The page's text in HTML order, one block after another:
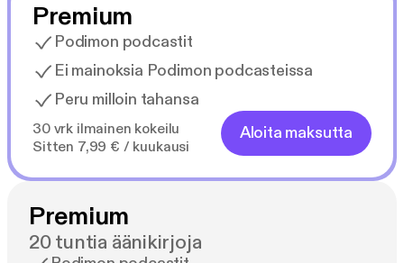
Premium
Podimon podcastit
Ei mainoksia Podimon podcasteissa
Peru milloin tahansa
30 vrk ilmainen kokeilu
Sitten 7,99 € / kuukausi
Aloita maksutta
Premium
20 tuntia äänikirjoja